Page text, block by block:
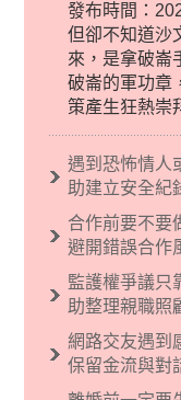
發布時間：
但卻不知道沙
來，是拿破崙
破崙的軍功章
策產生狂熱崇
義後來就被拿
義傾向的人，
烈的卓越感，
現了男性沙
遇到恐怖情人
助建立安全紀
合作前要不要
避開錯誤合作
監護權爭議只
助整理親職照
網路交友遇到
保留金流與對